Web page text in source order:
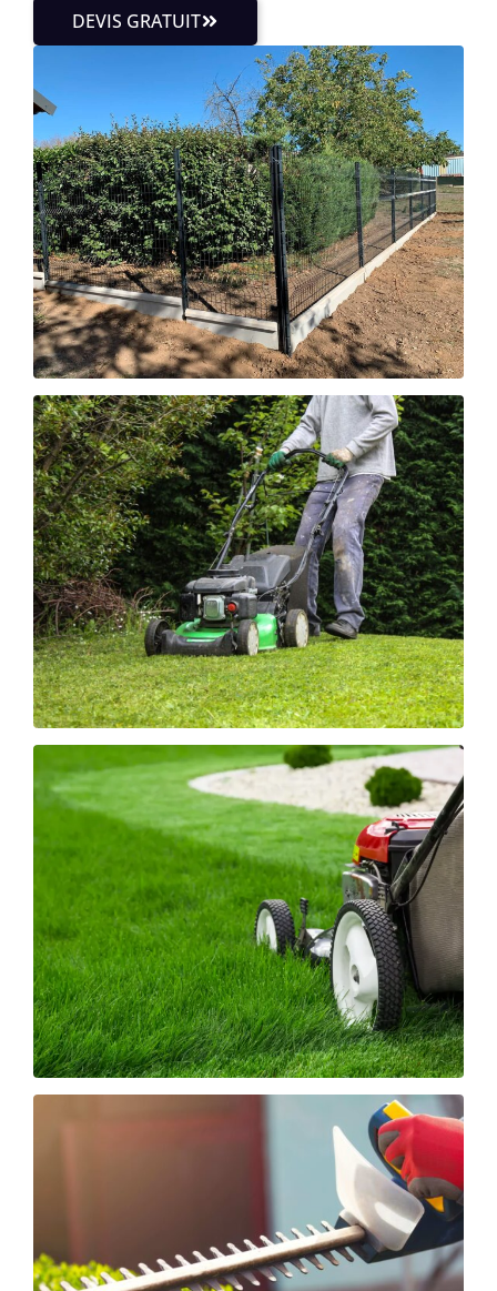
DEVIS GRATUIT